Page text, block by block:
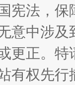
"炒
宪法，
意中涉
更正。
有权先